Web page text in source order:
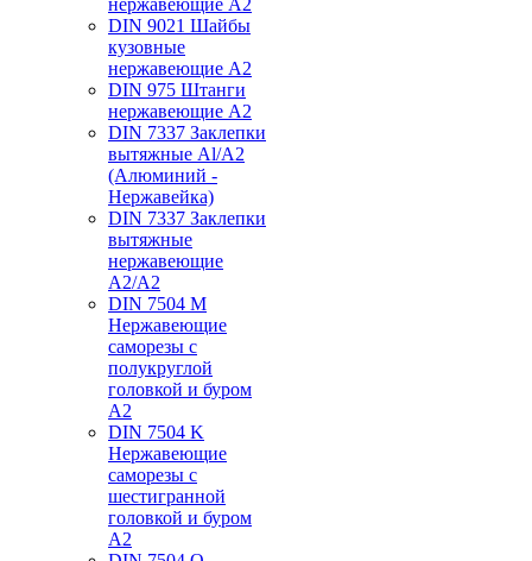
нержавеющие А2
DIN 9021 Шайбы
кузовные
нержавеющие А2
DIN 975 Штанги
нержавеющие А2
DIN 7337 Заклепки
вытяжные Al/A2
(Алюминий -
Нержавейка)
DIN 7337 Заклепки
вытяжные
нержавеющие
A2/A2
DIN 7504 M
Нержавеющие
саморезы с
полукруглой
головкой и буром
А2
DIN 7504 K
Нержавеющие
саморезы с
шестигранной
головкой и буром
А2